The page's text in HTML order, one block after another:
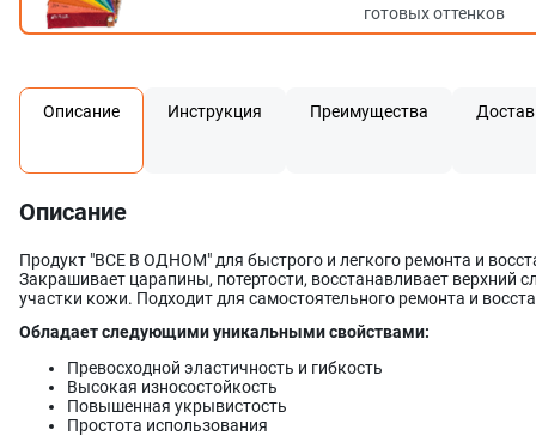
готовых оттенков
Описание Инструкция Преимущества
Описание
Продукт "ВСЕ В ОДНОМ" для быстрого и легкого ремонта и
Закрашивает царапины, потертости, восстанавливает верхний
участки кожи. Подходит для самостоятельного ремонта и
Обладает следующими уникальными свойствами:
Превосходной эластичность и гибкость
Высокая износостойкость
Повышенная укрывистость
Простота использования